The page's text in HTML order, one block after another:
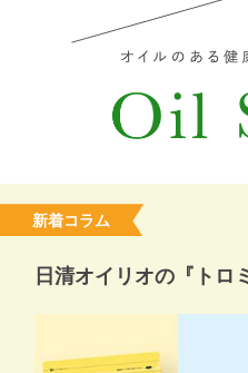
新着コラム
日清オイリオの『トロ